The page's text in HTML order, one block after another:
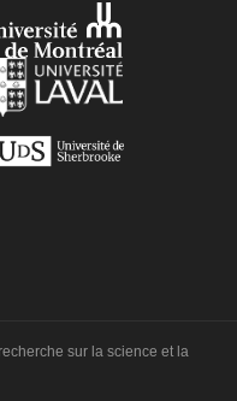
sur la science et la